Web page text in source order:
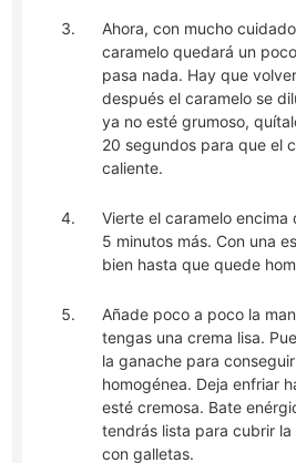
Ahora, con mucho
caramelo quedará un
pasa nada. Hay que
después el caramelo se
ya no esté grumoso,
20 segundos para que el
caliente.
Vierte el caramelo encima
5 minutos más. Con una
bien hasta que quede
Añade poco a poco la
tengas una crema lisa.
la ganache para
homogénea. Deja enfriar
esté cremosa. Bate
tendrás lista para cubrir
con galletas.